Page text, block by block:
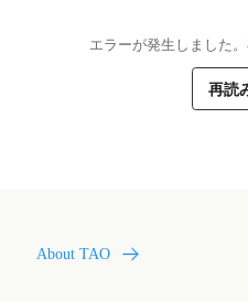
エラーが発生しました
再読
About TAO